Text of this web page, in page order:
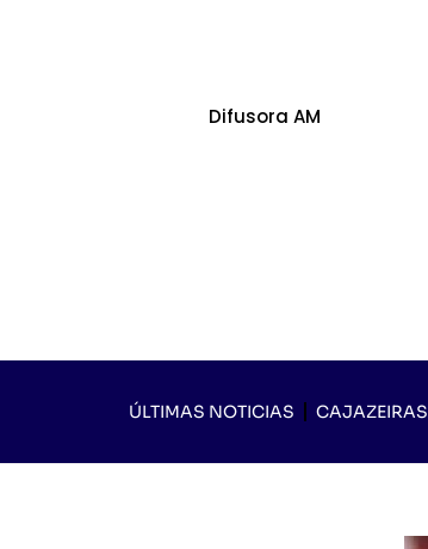
Difusora AM
ÚLTIMAS NOTICIAS CAJAZEIRAS